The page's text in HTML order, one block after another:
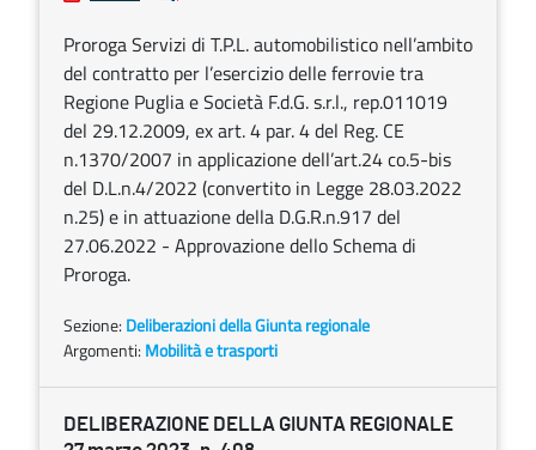
Proroga Servizi di T.P.L. automobilistico nell’ambito
del contratto per l’esercizio delle ferrovie tra
Regione Puglia e Società F.d.G. s.r.l., rep.011019
del 29.12.2009, ex art. 4 par. 4 del Reg. CE
n.1370/2007 in applicazione dell’art.24 co.5-bis
del D.L.n.4/2022 (convertito in Legge 28.03.2022
n.25) e in attuazione della D.G.R.n.917 del
27.06.2022 - Approvazione dello Schema di
Proroga.
Sezione: Deliberazioni della Giunta regionale
Argomenti: Mobilità e trasporti
DELIBERAZIONE DELLA GIUNTA REGIONALE